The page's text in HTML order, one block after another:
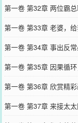
第一卷 第32章 两位霸
第一卷 第33章 老婆，
第一卷 第34章 事出反
第一卷 第35章 因果循
第一卷 第36章 欣赏精
第一卷 第37章 来接太